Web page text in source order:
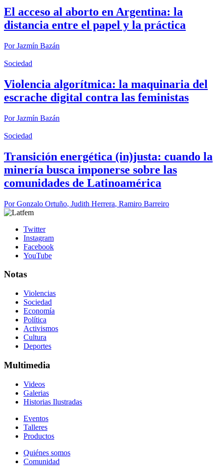
El acceso al aborto en Argentina: la
distancia entre el papel y la práctica
PorJazmín Bazán
Sociedad
Violencia algorítmica: la maquinaria del
escrache digital contra las feministas
PorJazmín Bazán
Sociedad
Transición energética (in)justa: cuando la
minería busca imponerse sobre las
comunidades de Latinoamérica
PorGonzalo Ortuño, Judith Herrera, Ramiro Barreiro
Twitter
Instagram
Facebook
YouTube
Notas
Violencias
Sociedad
Economía
Política
Activismos
Cultura
Deportes
Multimedia
Videos
Galerias
Historias Ilustradas
Eventos
Talleres
Productos
Quiénes somos
Comunidad